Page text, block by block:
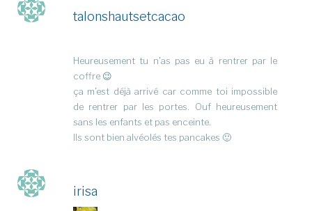
talonshautsetcacao
Heureusement tu n’as pas eu à rentrer par le
coffre 😉
ça m’est déjà arrivé car comme toi impossible
de rentrer par les portes. Ouf heureusement
sans les enfants et pas enceinte.
Ils sont bien alvéolés tes pancakes 🙂
irisa